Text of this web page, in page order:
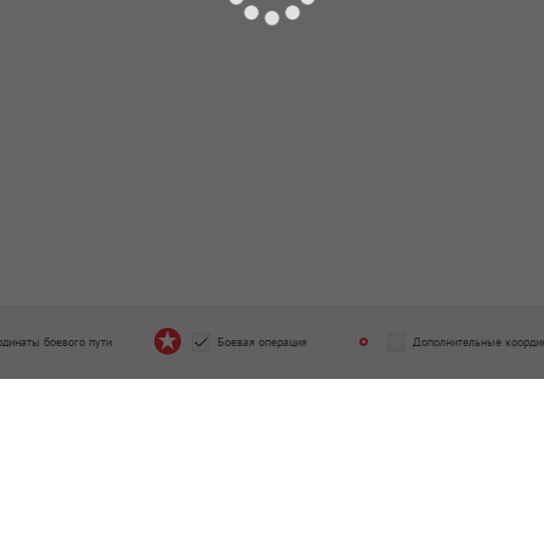
боевого пути Боевая операция Дополнительные